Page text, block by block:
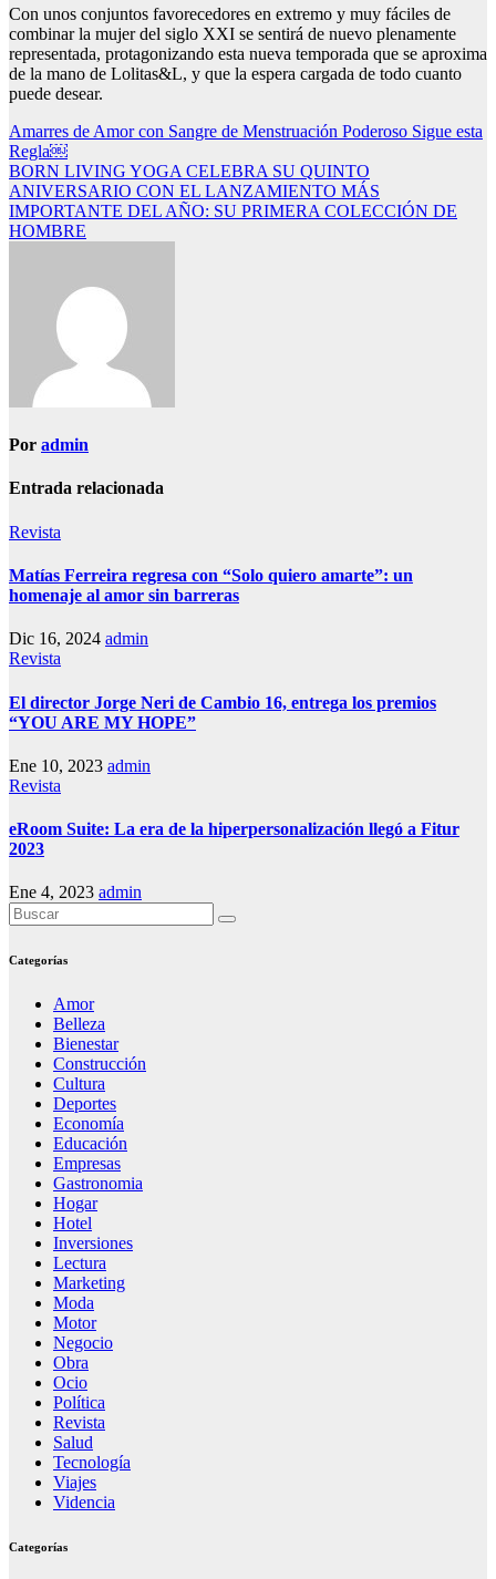
Con unos conjuntos favorecedores en extremo y muy fáciles de
combinar la mujer del siglo XXI se sentirá de nuevo plenamente
representada, protagonizando esta nueva temporada que se aproxima
de la mano de Lolitas&L, y que la espera cargada de todo cuanto
puede desear.
Navegación
de
entradas
Amarres de Amor con Sangre de Menstruación Poderoso Sigue esta
Regla￼
BORN LIVING YOGA CELEBRA SU QUINTO
ANIVERSARIO CON EL LANZAMIENTO MÁS
IMPORTANTE DEL AÑO: SU PRIMERA COLECCIÓN DE
HOMBRE
Por admin
Entrada relacionada
Revista
Matías Ferreira regresa con “Solo quiero amarte”: un
homenaje al amor sin barreras
Dic 16, 2024 admin
Revista
El director Jorge Neri de Cambio 16, entrega los premios
“YOU ARE MY HOPE”
Ene 10, 2023 admin
Revista
eRoom Suite: La era de la hiperpersonalización llegó a Fitur
2023
Ene 4, 2023 admin
Categorías
Amor
Belleza
Bienestar
Construcción
Cultura
Deportes
Economía
Educación
Empresas
Gastronomia
Hogar
Hotel
Inversiones
Lectura
Marketing
Moda
Motor
Negocio
Obra
Ocio
Política
Revista
Salud
Tecnología
Viajes
Videncia
Categorías